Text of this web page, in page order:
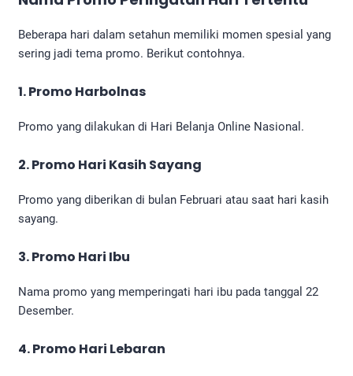
Beberapa hari dalam setahun memiliki momen spesial yang
sering jadi tema promo. Berikut contohnya.
1. Promo Harbolnas
Promo yang dilakukan di Hari Belanja Online Nasional.
2. Promo Hari Kasih Sayang
Promo yang diberikan di bulan Februari atau saat hari kasih
sayang.
3. Promo Hari Ibu
Nama promo yang memperingati hari ibu pada tanggal 22
Desember.
4. Promo Hari Lebaran